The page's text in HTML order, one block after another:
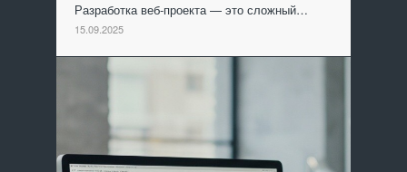
Разработка веб-проекта — это сложный…
15.09.2025